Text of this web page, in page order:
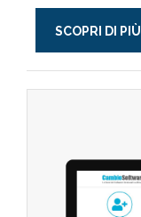
SCOPRI DI PIÙ